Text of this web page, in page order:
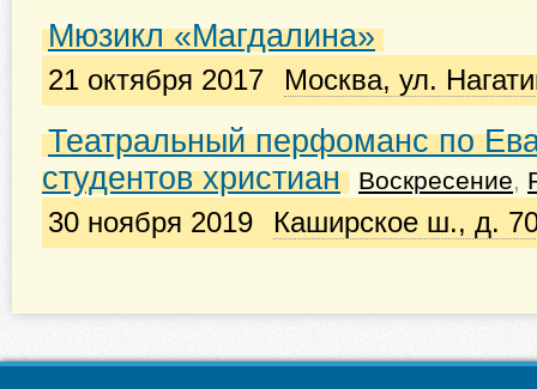
Мюзикл «Магдалина»
21 октября 2017 Москва, ул.
Театральный перфоманс по
студентов христиан
Воскресение,
30 ноября 2019 Каширское ш., д.